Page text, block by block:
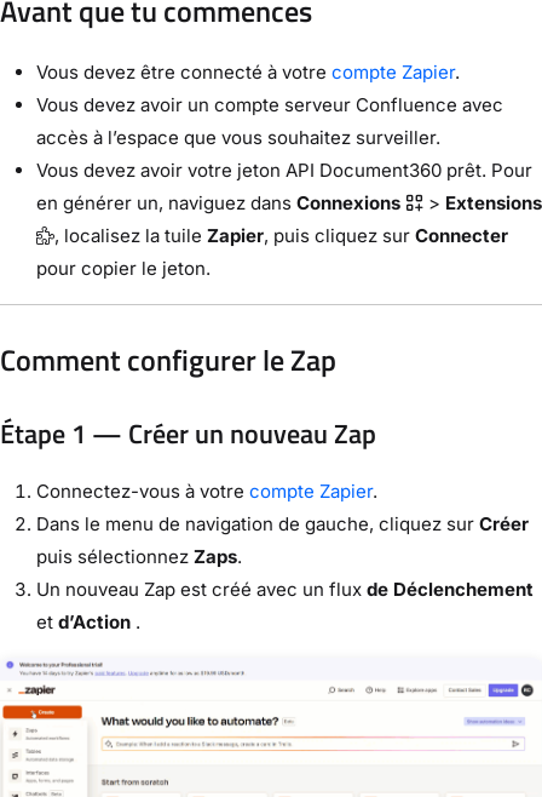
Avant que tu commences
Vous devez être connecté à votre compte Zapier.
Vous devez avoir un compte serveur Confluence avec
accès à l’espace que vous souhaitez surveiller.
Vous devez avoir votre jeton API Document360 prêt. Pour
en générer un, naviguez dans Connexions > Extensions
, localisez la tuile Zapier, puis cliquez sur Connecter
pour copier le jeton.
Comment configurer le Zap
Étape 1 — Créer un nouveau Zap
Connectez-vous à votre compte Zapier.
Dans le menu de navigation de gauche, cliquez sur Créer
puis sélectionnez Zaps.
Un nouveau Zap est créé avec un flux de Déclenchement
et d’Action .